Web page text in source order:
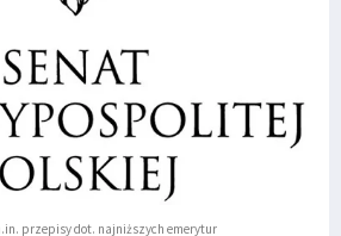
przepisy dot. najniższych emerytur